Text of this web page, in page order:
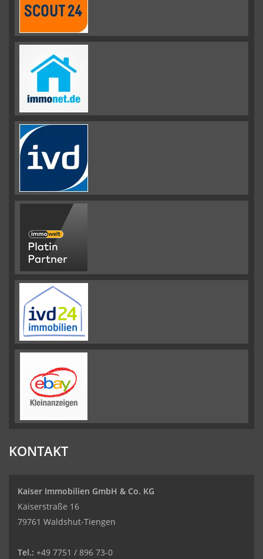
KONTAKT
Kaiser Immobilien GmbH & Co. KG
Kaiserstraße 16
79761 Waldshut-Tiengen
Tel.: +49 7751 / 896 73-0